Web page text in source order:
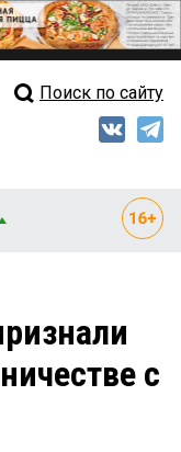
выпуск
Поиск по сайту
с